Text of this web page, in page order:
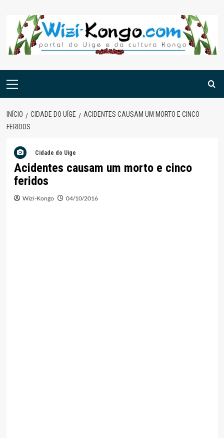
content
Menu
INÍCIO CIDADE DO UÍGE
ACIDENTES CAUSAM UM MORTO E CINCO
FERIDOS
Cidade do Uíge
Acidentes causam um morto e cinco
feridos
Wizi-Kongo 04/10/2016